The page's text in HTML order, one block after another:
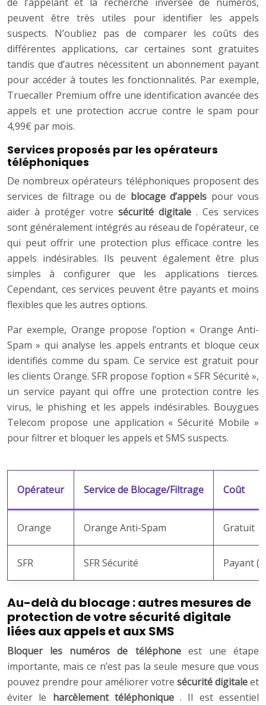
peuvent être très utiles pour identifier les appels
suspects. N’oubliez pas de comparer les coûts des
différentes applications, car certaines sont gratuites
tandis que d’autres nécessitent un abonnement payant
pour accéder à toutes les fonctionnalités. Par exemple,
Truecaller Premium offre une identification avancée des
appels et une protection accrue contre le spam pour
4,99€ par mois.
Services proposés par les opérateurs
téléphoniques
De nombreux opérateurs téléphoniques proposent des
services de filtrage ou de blocage d’appels pour vous
aider à protéger votre sécurité digitale . Ces services
sont généralement intégrés au réseau de l’opérateur, ce
qui peut offrir une protection plus efficace contre les
appels indésirables. Ils peuvent également être plus
simples à configurer que les applications tierces.
Cependant, ces services peuvent être payants et moins
flexibles que les autres options.
Par exemple, Orange propose l’option « Orange Anti-
Spam » qui analyse les appels entrants et bloque ceux
identifiés comme du spam. Ce service est gratuit pour
les clients Orange. SFR propose l’option « SFR Sécurité »,
un service payant qui offre une protection contre les
virus, le phishing et les appels indésirables. Bouygues
Telecom propose une application « Sécurité Mobile »
pour filtrer et bloquer les appels et SMS suspects.
Opérateur Service de Blocage/Filtrage Coût
Orange Orange Anti-Spam Gratuit
SFR SFR Sécurité Payant
Au-delà du blocage : autres mesures de
protection de votre sécurité digitale
liées aux appels et aux SMS
Bloquer les numéros de téléphone est une étape
importante, mais ce n’est pas la seule mesure que vous
pouvez prendre pour améliorer votre sécurité digitaleet
éviter le harcèlement téléphonique. Il est essentiel